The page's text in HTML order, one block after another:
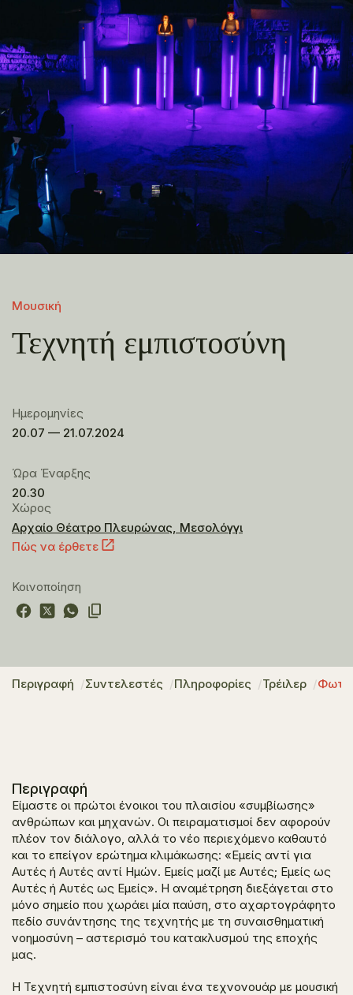
Μουσική
Τεχνητή εμπιστοσύνη
Ημερομηνίες
20.07 — 21.07.2024
Ώρα Έναρξης
20.30
Χώρος
Αρχαίο Θέατρο Πλευρώνας, Μεσολόγγι
Πώς να έρθετε
Κοινοποίηση
Περιγραφή Συντελεστές Πληροφορίες Τρέιλερ
Περιγραφή
Είμαστε οι πρώτοι ένοικοι του πλαισίου «συμβίωσης»
ανθρώπων και μηχανών. Οι πειραματισμοί δεν αφορούν
πλέον τον διάλογο, αλλά το νέο περιεχόμενο καθαυτό
και το επείγον ερώτημα κλιμάκωσης: «Εμείς αντί για
Αυτές ή Αυτές αντί Ημών. Εμείς μαζί με Αυτές; Εμείς ως
Αυτές ή Αυτές ως Εμείς». Η αναμέτρηση διεξάγεται στο
μόνο σημείο που χωράει μία παύση, στο αχαρτογράφητο
πεδίο συνάντησης της τεχνητής με τη συναισθηματική
νοημοσύνη – αστερισμό του κατακλυσμού της εποχής
μας.
Η Τεχνητή εμπιστοσύνη είναι ένα τεχνονουάρ με μουσική